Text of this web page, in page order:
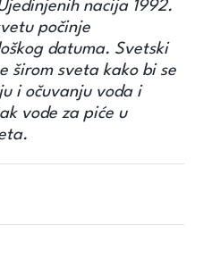
nacija 1992.
počinje
datuma. Svetski
širom sveta kako bi se
i očuvanju voda i
vode za piće u